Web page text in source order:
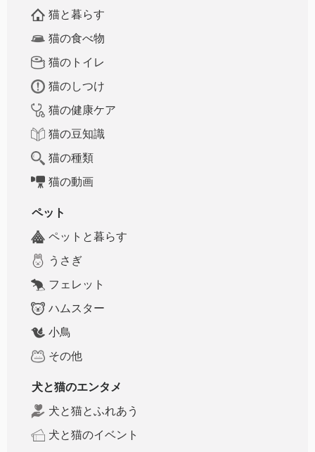
猫と暮らす
猫の食べ物
猫のトイレ
猫のしつけ
猫の健康ケア
猫の豆知識
猫の種類
猫の動画
ペット
ペットと暮らす
うさぎ
フェレット
ハムスター
小鳥
その他
犬と猫のエンタメ
犬と猫とふれあう
犬と猫のイベント